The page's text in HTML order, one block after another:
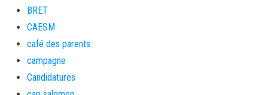
BRET
CAESM
café des parents
campagne
Candidatures